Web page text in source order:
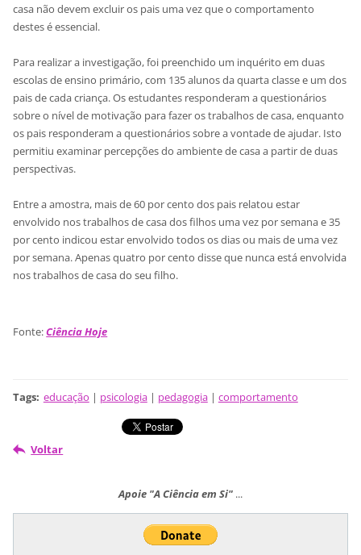
casa não devem excluir os pais uma vez que o comportamento
destes é essencial.
Para realizar a investigação, foi preenchido um inquérito em duas
escolas de ensino primário, com 135 alunos da quarta classe e um dos
pais de cada criança. Os estudantes responderam a questionários
sobre o nível de motivação para fazer os trabalhos de casa, enquanto
os pais responderam a questionários sobre a vontade de ajudar. Isto
permitiu examinar percepções do ambiente de casa a partir de duas
perspectivas.
Entre a amostra, mais de 60 por cento dos pais relatou estar
envolvido nos trabalhos de casa dos filhos uma vez por semana e 35
por cento indicou estar envolvido todos os dias ou mais de uma vez
por semana. Apenas quatro por cento disse que nunca está envolvida
nos trabalhos de casa do seu filho.
Fonte:Ciência Hoje
Tags: educação | psicologia | pedagogia | comportamento
Voltar
Apoie "A Ciência em Si" ...